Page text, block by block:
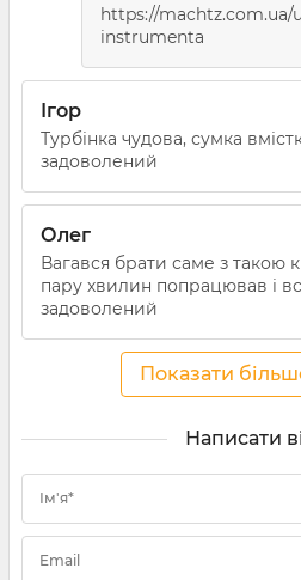
https://
instrumenta
Ігор
Турбінка чудова, сумка
задоволений
Олег
Вагався брати саме з такою
пару хвилин попрацював і
задоволений
Показати
Написати
Ім'я*
Email